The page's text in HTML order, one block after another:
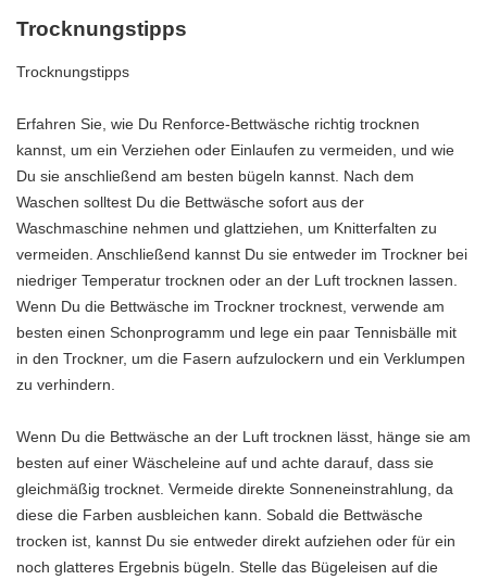
Trocknungstipps
Trocknungstipps
Erfahren Sie, wie Du Renforce-Bettwäsche richtig trocknen
kannst, um ein Verziehen oder Einlaufen zu vermeiden, und wie
Du sie anschließend am besten bügeln kannst. Nach dem
Waschen solltest Du die Bettwäsche sofort aus der
Waschmaschine nehmen und glattziehen, um Knitterfalten zu
vermeiden. Anschließend kannst Du sie entweder im Trockner bei
niedriger Temperatur trocknen oder an der Luft trocknen lassen.
Wenn Du die Bettwäsche im Trockner trocknest, verwende am
besten einen Schonprogramm und lege ein paar Tennisbälle mit
in den Trockner, um die Fasern aufzulockern und ein Verklumpen
zu verhindern.
Wenn Du die Bettwäsche an der Luft trocknen lässt, hänge sie am
besten auf einer Wäscheleine auf und achte darauf, dass sie
gleichmäßig trocknet. Vermeide direkte Sonneneinstrahlung, da
diese die Farben ausbleichen kann. Sobald die Bettwäsche
trocken ist, kannst Du sie entweder direkt aufziehen oder für ein
noch glatteres Ergebnis bügeln. Stelle das Bügeleisen auf die